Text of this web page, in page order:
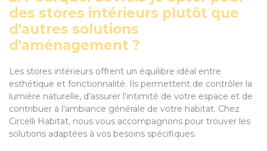
des stores intérieurs plutôt que
d'autres solutions
d'aménagement ?
Les stores intérieurs offrent un équilibre idéal entre
esthétique et fonctionnalité. Ils permettent de contrôler la
lumière naturelle, d'assurer l'intimité de votre espace et de
contribuer à l'ambiance générale de votre habitat. Chez
Circelli Habitat, nous vous accompagnons pour trouver les
solutions adaptées à vos besoins spécifiques.